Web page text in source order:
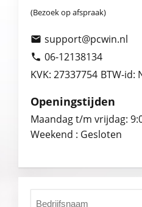
(Bezoek op afspraak)
 support@pcwin.nl
 06-12138134
KVK: 27337754 BTW-id:
Openingstijden
Maandag t/m vrijdag:
Weekend : Gesloten